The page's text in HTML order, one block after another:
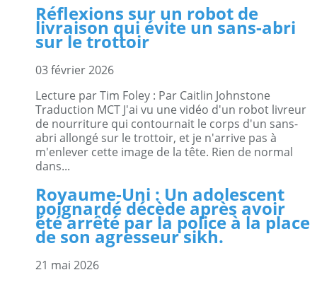
Réflexions sur un robot de
livraison qui évite un sans-abri
sur le trottoir
03 février 2026
Lecture par Tim Foley : Par Caitlin Johnstone
Traduction MCT J'ai vu une vidéo d'un robot livreur
de nourriture qui contournait le corps d'un sans-
abri allongé sur le trottoir, et je n'arrive pas à
m'enlever cette image de la tête. Rien de normal
dans...
Royaume-Uni : Un adolescent
poignardé décède après avoir
été arrêté par la police à la place
de son agresseur sikh.
21 mai 2026